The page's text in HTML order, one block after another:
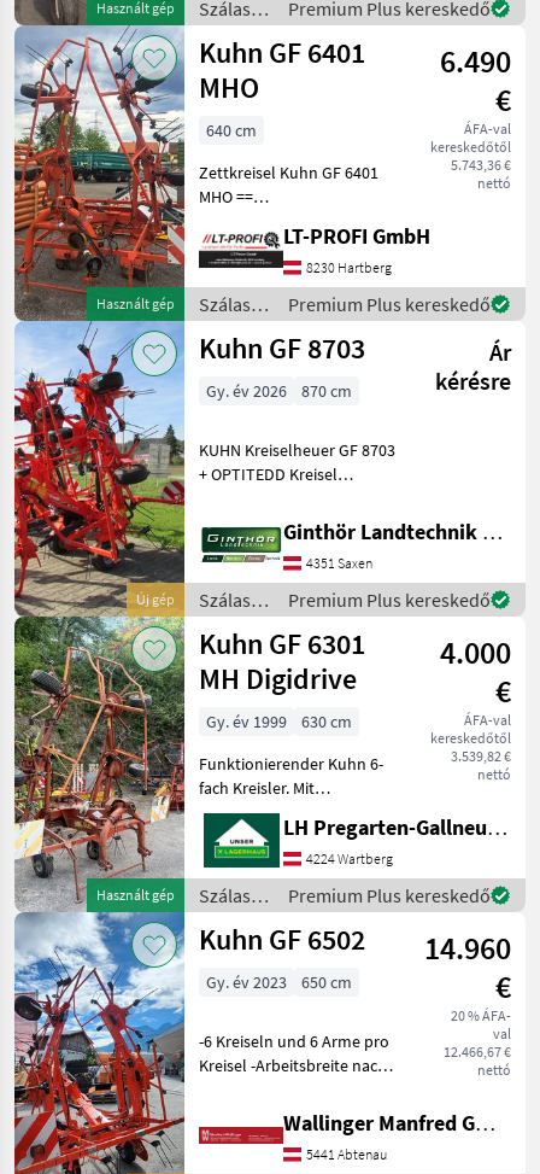
Használt gép
besichtigen
Szálastakarmány
betakarítók
/ Kuhn
Premium Plus kereskedő
Használt gép
Kuhn GF 6401
MHO
6.490
€
ÁFA-val
kereskedőtől
5.743,36 €
nettó
640 cm
Zettkreisel Kuhn GF 6401
MHO ==
Kreisel hydraulische
Grenzstreueinrichtung
Beleuchtung Maschine zu
besichtigen bei #LT-Profi
GmbH #La
LT-PROFI GmbH
8230 Hartberg
Szálastakarmány
betakarítók
/ Kuhn
Premium Plus kereskedő
Új gép
Kuhn GF 8703
Ár
kérésre
Gy. év 2026 870 cm
KUHN Kreiselheuer GF 8703
+ OPTITEDD Kreisel
und Zinken) + Arbeitsbreite
8, 7m + 8 Kreisel mit je 6
Zinkenarmen + Radschutze
+ Grasab
Ginthör Landtechnik GmbH
4351 Saxen
Szálastakarmány
betakarítók
/ Kuhn
Premium Plus kereskedő
Használt gép
Kuhn GF 6301
MH Digidrive
4.000
€
ÁFA-val
kereskedőtől
3.539,82 €
nettó
Gy. év 1999
630 cm
Funktionierender Kuhn 6-
fach Kreisler. Mit
Beleuchtung, Mech.
Grenzstreueinrichtung und
Gelenkwelle Függesztett
rendkezelő, Világítás,
Védőkorlát
Szálastakarmány beta
LH Pregarten-Gallneukirchen, Pregarten
4224 Wartberg
Szálastakarmány
betakarítók
/ Kuhn
Premium Plus kereskedő
Kuhn GF 6502
14.960
€
20 % ÁFA-
val
12.466,67 €
nettó
Gy. év 2023 650 cm
-6 Kreiseln und 6 Arme pro
Kreisel -Arbeitsbreite nach
hydr klappbar -
Beleuchtung mit
Warntafeln -Gelenkwelle -
Wallinger Manfred GmbH.
5441 Abtenau